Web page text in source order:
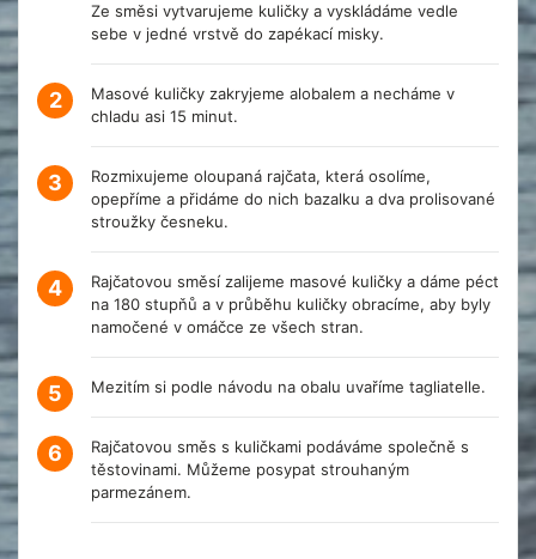
Ze směsi vytvarujeme kuličky a vyskládáme vedle
sebe v jedné vrstvě do zapékací misky.
2
Masové kuličky zakryjeme alobalem a necháme v
chladu asi 15 minut.
3
Rozmixujeme oloupaná rajčata, která osolíme,
opepříme a přidáme do nich bazalku a dva prolisované
stroužky česneku.
4
Rajčatovou směsí zalijeme masové kuličky a dáme péct
na 180 stupňů a v průběhu kuličky obracíme, aby byly
namočené v omáčce ze všech stran.
5 Mezitím si podle návodu na obalu uvaříme tagliatelle.
6
Rajčatovou směs s kuličkami podáváme společně s
těstovinami. Můžeme posypat strouhaným
parmezánem.